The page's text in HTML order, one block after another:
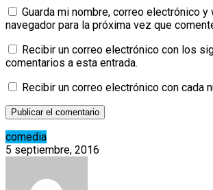
Guarda mi nombre, correo electrónico
navegador para la próxima vez que
Recibir un correo electrónico con los
comentarios a esta entrada.
Recibir un correo electrónico con cada
comedia
5 septiembre, 2016